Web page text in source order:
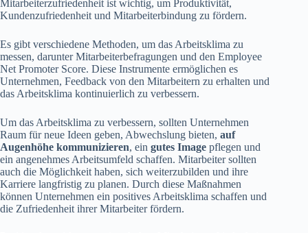
Mitarbeiterzufriedenheit ist wichtig, um Produktivität,
Kundenzufriedenheit und Mitarbeiterbindung zu fördern.
Es gibt verschiedene Methoden, um das Arbeitsklima zu
messen, darunter Mitarbeiterbefragungen und den Employee
Net Promoter Score. Diese Instrumente ermöglichen es
Unternehmen, Feedback von den Mitarbeitern zu erhalten und
das Arbeitsklima kontinuierlich zu verbessern.
Um das Arbeitsklima zu verbessern, sollten Unternehmen
Raum für neue Ideen geben, Abwechslung bieten, auf
Augenhöhe kommunizieren, ein gutes Image pflegen und
ein angenehmes Arbeitsumfeld schaffen. Mitarbeiter sollten
auch die Möglichkeit haben, sich weiterzubilden und ihre
Karriere langfristig zu planen. Durch diese Maßnahmen
können Unternehmen ein positives Arbeitsklima schaffen und
die Zufriedenheit ihrer Mitarbeiter fördern.